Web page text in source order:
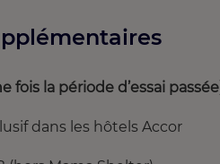
fois la période d’essai
dans les hôtels Accor